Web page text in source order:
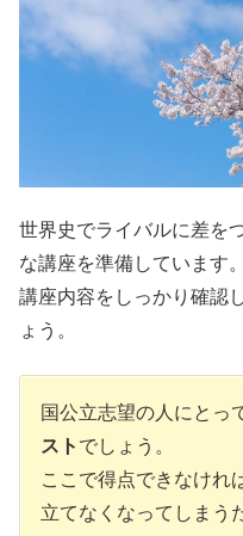
世界史でライバルに差を
な講座を準備しています。
講座内容をしっかり確認
ょう。
国公立志望の人にとっ
スト でしょう。
ここで得点できなけれ
立てなくなってしまう